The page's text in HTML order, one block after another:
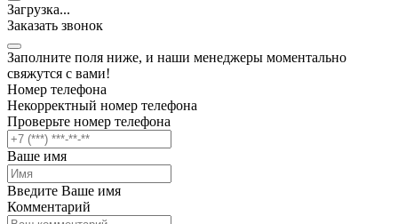
Загрузка...
Заказать звонок
Заполните поля ниже, и наши менеджеры моментально
свяжутся с вами!
Номер телефона
Некорректный номер телефона
Проверьте номер телефона
Ваше имя
Введите Ваше имя
Комментарий